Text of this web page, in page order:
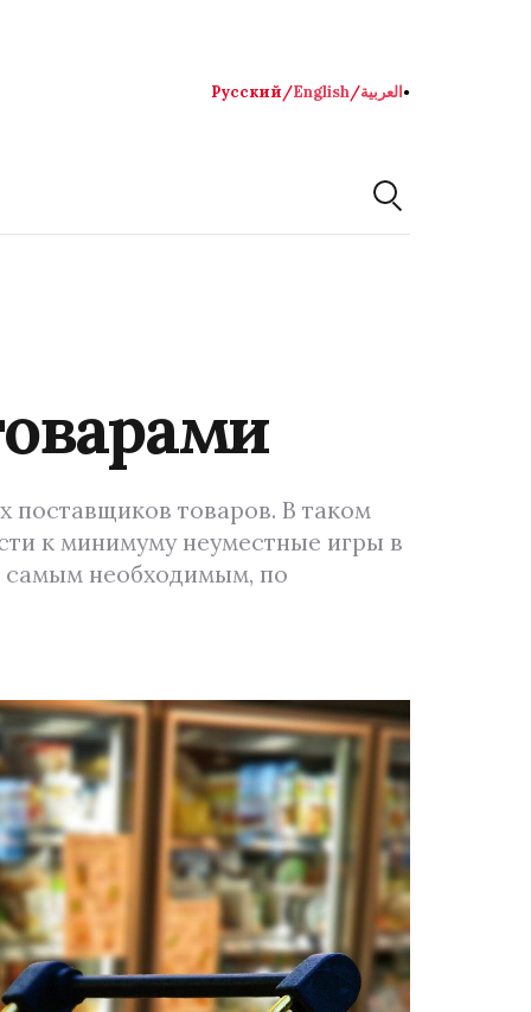
Русский/English/العربية●
поставщиков товаров. В таком
к минимуму неуместные игры в
самым необходимым, по